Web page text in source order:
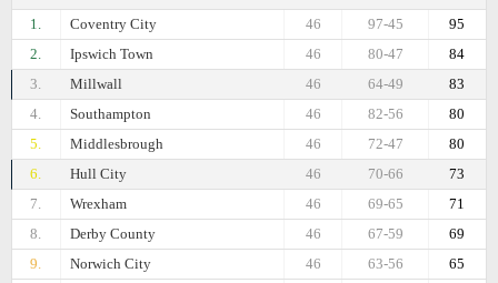
1.
Coventry City 95
97-45
46
2.
Ipswich Town 84
80-47
46
3.
Millwall 83
64-49
46
4.
Southampton 80
82-56
46
5.
Middlesbrough 80
72-47
46
6.
Hull City 73
70-66
46
7.
Wrexham 71
69-65
46
8.
Derby County 69
67-59
46
9.
Norwich City 65
63-56
46